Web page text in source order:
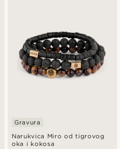
Najviša cijena
Narukvica Miro od tigrovog
oka i kokosa
Gravura